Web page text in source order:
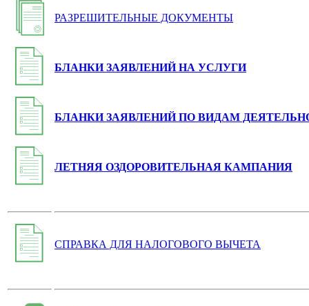
РАЗРЕШИТЕЛЬНЫЕ ДОКУМЕНТЫ
БЛАНКИ ЗАЯВЛЕНИЙ НА УСЛУГИ
БЛАНКИ ЗАЯВЛЕНИЙ ПО ВИДАМ
ЛЕТНЯЯ ОЗДОРОВИТЕЛЬНАЯ КАМПАНИЯ
СПРАВКА ДЛЯ НАЛОГОВОГО ВЫЧЕТА